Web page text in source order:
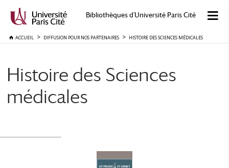
Bibliothèques d'Université Paris Cité
ACCUEIL DIFFUSION POUR NOS PARTENAIRES HISTOIRE DES SCIENCES MÉDICALES
Histoire des Sciences
médicales